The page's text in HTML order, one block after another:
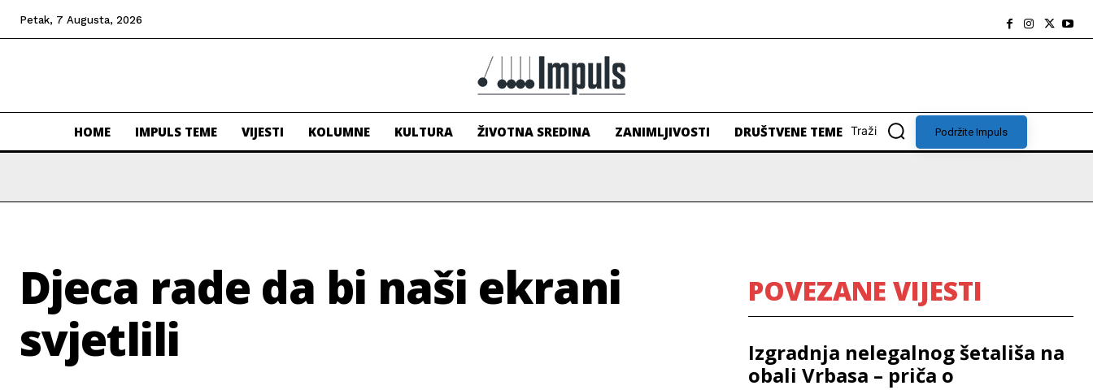
Petak, 7 Augusta, 2026
HOME IMPULS TEME VIJESTI KOLUMNE KULTURA ŽIVOTNA SREDINA ZANIMLJIVOSTI DRUŠTVENE TEME Traži Podržite Impuls
Djeca rade da bi naši ekrani
svjetlili
POVEZANE VIJESTI
Izgradnja nelegalnog šetališa na
obali Vrbasa – priča o